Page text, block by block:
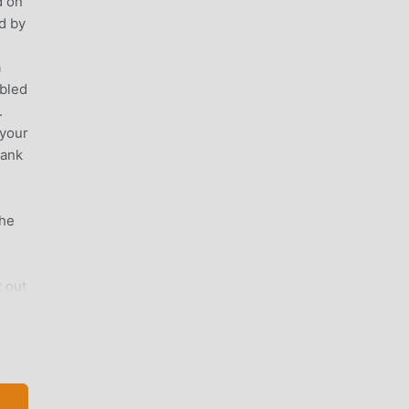
by
out